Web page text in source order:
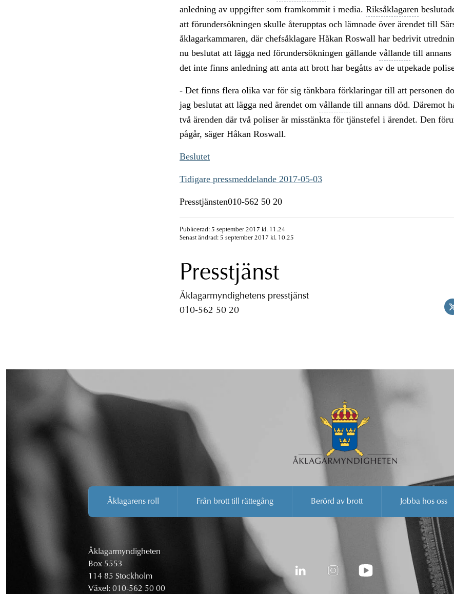
anledning av uppgifter som framkommit i media. Riksåklagaren
att förundersökningen skulle återupptas och lämnade över ärendet till
åklagarkammaren, där chefsåklagare Håkan Roswall har bedrivit
nu beslutat att lägga ned förundersökningen gällande vållandetill annans
det inte finns anledning att anta att brott har begåtts av de utpekade
- Det finns flera olika var för sig tänkbara förklaringar till att personen
jag beslutat att lägga ned ärendet om vållandetill annans död. Däremot
två ärenden där två poliser är misstänkta för tjänstefel i ärendet. Den
pågår, säger Håkan Roswall.
Beslutet
Tidigare pressmeddelande 2017-05-03
Presstjänsten010-562 50 20
Publicerad: 5 september 2017 kl. 11.24
Senast ändrad: 5 september 2017 kl. 10.25
Presstjänst
Åklagarmyndighetens presstjänst
010-562 50 20
Åklagarens roll Från brott till rättegång Berörd av brott Jobba hos oss
Åklagarmyndigheten
Box 5553
114 85 Stockholm
Växel: 010-562 50 00